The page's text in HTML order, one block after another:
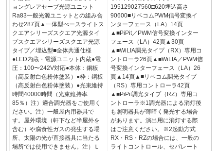
ョングレアセーブ光源ユニット
Ra83一般光源ユニットとの組み合
わせ287頁▲一体型べースライトス
クエアシリーズスクエア光源タイ
プスクエアシリーズスクエア光源
タイプ／埋込型■全体共通仕様
●LED内蔵・電源ユニット内蔵●電
圧：100〜242V対応●本体：鋼板
（高反射白色粉体塗装）●枠：鋼板
（高反射白色粉体塗装）●光束維持
時間40000時間（光束維持率
85％）注）適合調光器をご使用く
ださい。注）一般屋内用器具で
す。屋外環境（軒下など半屋外を
含む）や腐食性ガスの発生する場
所、太陽の光が直接器具に当たる
場所では使用できません。注）Ｌ
195129027560□620埋込高さ
90600■リベコムPWM信号変換イ
ンターフェース（LA）14頁
▲■PiPit／PWM信号変換インター
フェース（LA）42頁▲30頁
▲■WiLIA調光タイプ（RX）専用コ
ントローラ26頁▲■WiLIA／PWM信
号変換インターフェース（LA）26
頁▲14頁▲■リベコム調光タイプ
（RS）専用コントローラ42頁
▲■PiPit調光タイプ（RZ）専用コ
ントローラ※1調光器による消灯後
も照明器具が薄暗く発光する場合
があります。演出用に消灯する際
はご注意ください。※2起動方式
RX・RS・RZの場合には、一般の
ライトコントロール、セパレート